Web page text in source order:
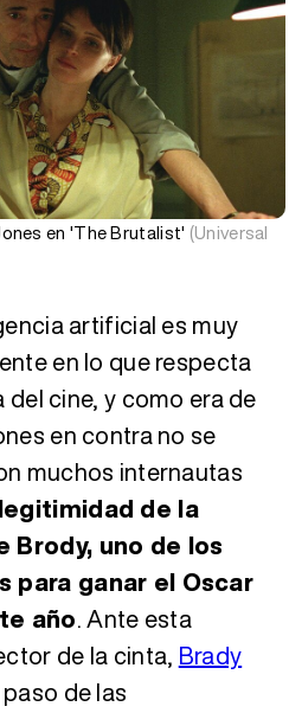
en 'The Brutalist' (Universal
artificial es muy
en lo que respecta
cine, y como era de
en contra no se
muchos internautas
de la
uno de los
para ganar el Oscar
año. Ante esta
de la cinta, Brady
de las